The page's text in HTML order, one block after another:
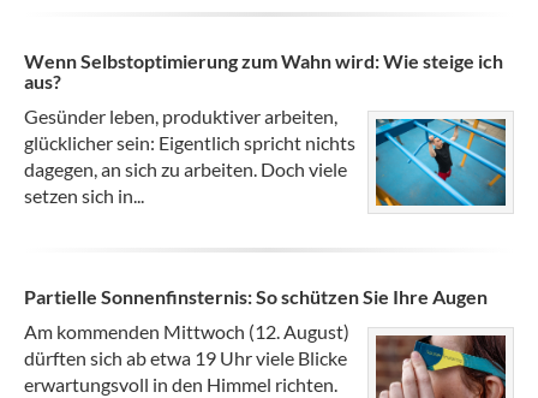
Wenn Selbstoptimierung zum Wahn wird: Wie steige ich
aus?
Gesünder leben, produktiver arbeiten,
glücklicher sein: Eigentlich spricht nichts
dagegen, an sich zu arbeiten. Doch viele
setzen sich in...
Partielle Sonnenfinsternis: So schützen Sie Ihre Augen
Am kommenden Mittwoch (12. August)
dürften sich ab etwa 19 Uhr viele Blicke
erwartungsvoll in den Himmel richten.